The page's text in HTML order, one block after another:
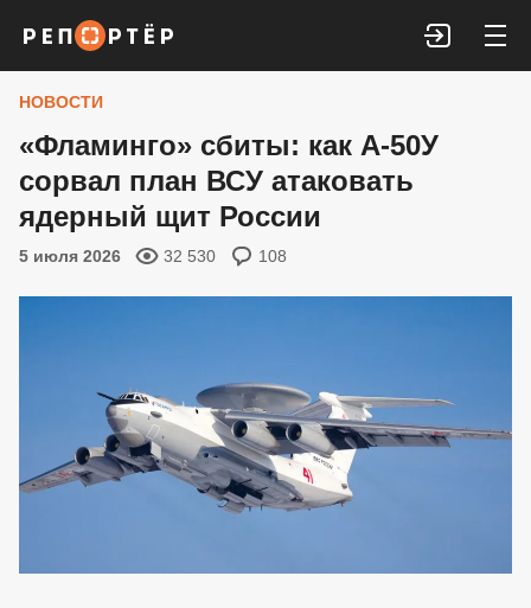
Войти
НОВОСТИ
«Фламинго» сбиты: как А-50У
сорвал план ВСУ атаковать
ядерный щит России
5 июля 2026 32 530 108